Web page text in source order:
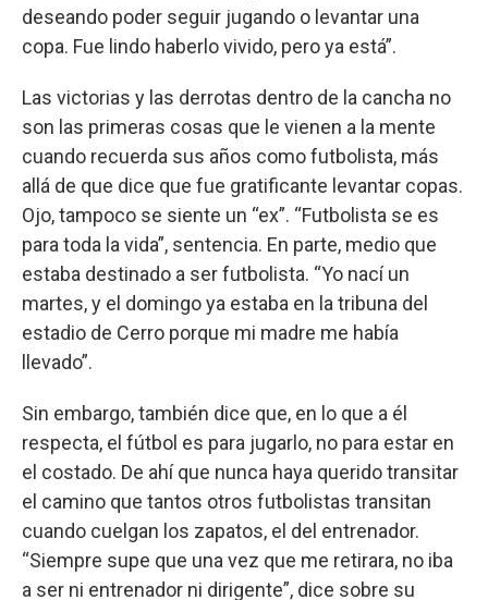
deseando poder seguir jugando o levantar una
copa. Fue lindo haberlo vivido, pero ya está”.
Las victorias y las derrotas dentro de la cancha no
son las primeras cosas que le vienen a la mente
cuando recuerda sus años como futbolista, más
allá de que dice que fue gratificante levantar copas.
Ojo, tampoco se siente un “ex”. “Futbolista se es
para toda la vida”, sentencia. En parte, medio que
estaba destinado a ser futbolista. “Yo nací un
martes, y el domingo ya estaba en la tribuna del
estadio de Cerro porque mi madre me había
llevado”.
Sin embargo, también dice que, en lo que a él
respecta, el fútbol es para jugarlo, no para estar en
el costado. De ahí que nunca haya querido transitar
el camino que tantos otros futbolistas transitan
cuando cuelgan los zapatos, el del entrenador.
“Siempre supe que una vez que me retirara, no iba
a ser ni entrenador ni dirigente”, dice sobre su